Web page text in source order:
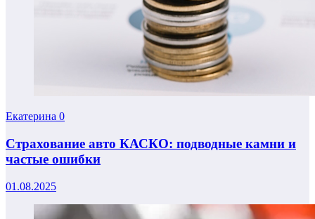
Екатерина 0
Страхование авто КАСКО: подводные камни и
частые ошибки
01.08.2025